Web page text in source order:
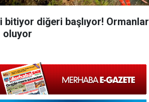
bitiyor diğeri başlıyor! Ormanlar
oluyor